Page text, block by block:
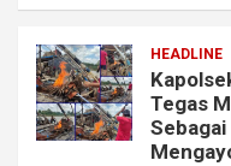
HEADLINE
Tegas